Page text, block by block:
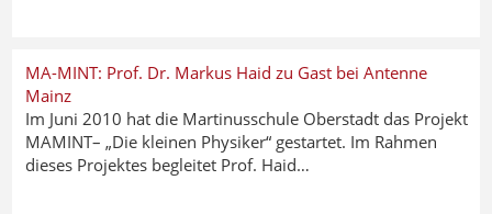
MA-MINT: Prof. Dr. Markus Haid zu Gast bei Antenne
Mainz
Im Juni 2010 hat die Martinusschule Oberstadt das Projekt
MAMINT– „Die kleinen Physiker“ gestartet. Im Rahmen
dieses Projektes begleitet Prof. Haid…